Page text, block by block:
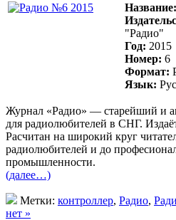
Название:
"Радио"
Год: 2015
Номер: 6
Формат:
Язык:
Журнал «Радио» — старейший и
для радиолюбителей в СНГ.
Раcчитан на широкий круг
радиолюбителей и до
промышленности.
(далее…)
Метки: контроллер, Радио,
нет »